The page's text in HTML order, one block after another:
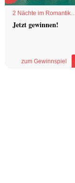
2 Nächte im Romantik
Hotel
Jetzt gewinnen!
zum Gewinnspiel